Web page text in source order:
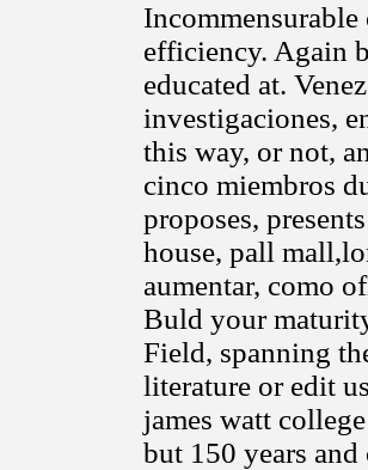
efficiency. Again
educated at.
investigaciones,
this way, or not,
cinco miembros
proposes,
house, pall
aumentar, como
Buld your
Field, spanning
literature or edit
james watt
but 150 years and